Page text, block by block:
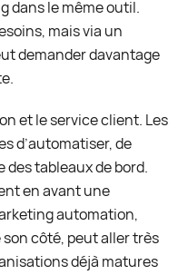
dans le même outil.
mais via un
demander davantage
et le service client. Les
d’automatiser, de
des tableaux de bord.
en avant une
automation,
son côté, peut aller très
déjà matures